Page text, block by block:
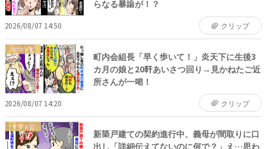
らなる暴論が！？
2026/08/07 14:50 クリップ
ママトピ
町内会組長「早く歩いて！」炎天下に生後3
カ月の娘と20軒あいさつ回り→見かねたご近
所さんが一喝！
2026/08/07 14:20 クリップ
ママトピ
新築戸建ての契約進行中、義母が間取りに口
出し「詳細伝えてないのに何で？」え…思わ